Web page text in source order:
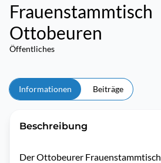
Frauenstammtisch
Ottobeuren
Öffentliches
Informationen Beiträge
Beschreibung
Der Ottobeurer Frauenstammtisch